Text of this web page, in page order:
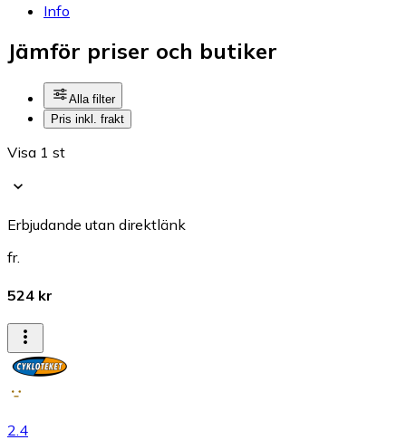
Info
Jämför priser och butiker
Alla filter
Pris inkl. frakt
Visa 1 st
Erbjudande utan direktlänk
fr.
524 kr
2.4